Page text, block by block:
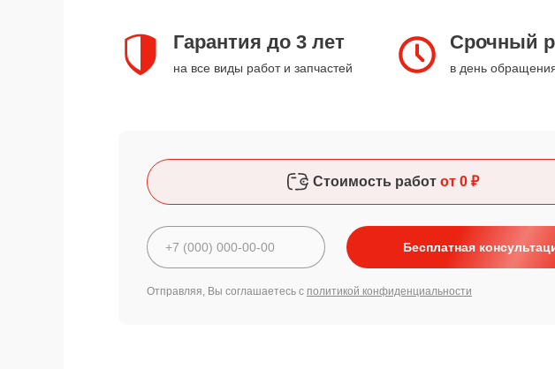
Гарантия до 3 лет
на все виды работ и запчастей
Срочный
в день
Стоимость работ от 0 ₽
Бесплатная
Отправляя, Вы соглашаетесь с политикой конфиденциальности